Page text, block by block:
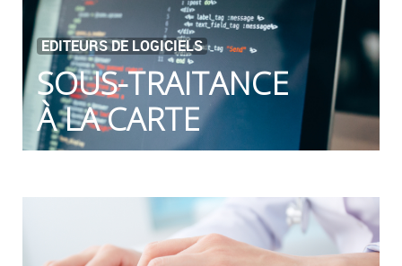
EDITEURS DE LOGICIELS
SOUS-TRAITANCE
À LA CARTE